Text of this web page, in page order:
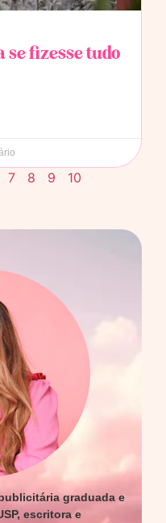
se fizesse tudo
7 8 9 10
graduada e
escritora e